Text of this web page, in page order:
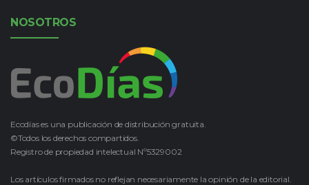
NOSOTROS
Ecodías es una publicación de distribución gratuita.
©Todos los derechos compartidos.
Registro de propiedad intelectual Nº5329002
Los artículos firmados no reflejan necesariamente la opinión de la editorial.